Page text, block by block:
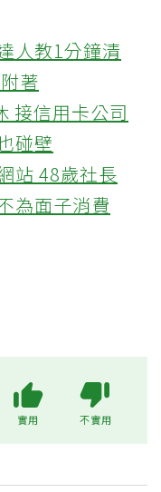
人教1分鐘清
著
接信用卡公司
碰壁
站 48歲社長
為面子消費
實用 不實用